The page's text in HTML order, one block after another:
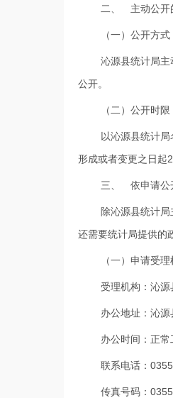
二、 主动公开
（一）公开方式
沁源县统计局
公开。
（二）公开时限
以沁源县统计
形成或者变更之日起
三、 依申请公
除沁源县统计
还需要统计局提供的
（一）申请受
受理机构：沁
办公地址：沁
办公时间：正常
联系电话：
传真号码：